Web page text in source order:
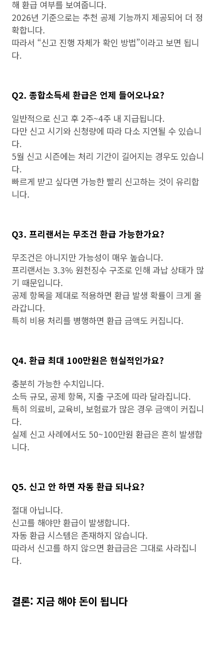
해 환급 여부를 보여줍니다.
2026년 기준으로는 추천 공제 기능까지 제공되어 더 정
확합니다.
따라서 “신고 진행 자체가 확인 방법”이라고 보면 됩니
다.
Q2. 종합소득세 환급은 언제 들어오나요?
일반적으로 신고 후 2주~4주 내 지급됩니다.
다만 신고 시기와 신청량에 따라 다소 지연될 수 있습니
다.
5월 신고 시즌에는 처리 기간이 길어지는 경우도 있습니
다.
빠르게 받고 싶다면 가능한 빨리 신고하는 것이 유리합
니다.
Q3. 프리랜서는 무조건 환급 가능한가요?
무조건은 아니지만 가능성이 매우 높습니다.
프리랜서는 3.3% 원천징수 구조로 인해 과납 상태가 많
기 때문입니다.
공제 항목을 제대로 적용하면 환급 발생 확률이 크게 올
라갑니다.
특히 비용 처리를 병행하면 환급 금액도 커집니다.
Q4. 환급 최대 100만원은 현실적인가요?
충분히 가능한 수치입니다.
소득 규모, 공제 항목, 지출 구조에 따라 달라집니다.
특히 의료비, 교육비, 보험료가 많은 경우 금액이 커집니
다.
실제 신고 사례에서도 50~100만원 환급은 흔히 발생합
니다.
Q5. 신고 안 하면 자동 환급 되나요?
절대 아닙니다.
신고를 해야만 환급이 발생합니다.
자동 환급 시스템은 존재하지 않습니다.
따라서 신고를 하지 않으면 환급금은 그대로 사라집니
다.
결론: 지금 해야 돈이 됩니다